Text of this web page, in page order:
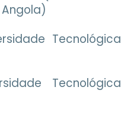
Tecnológica
Tecnológica